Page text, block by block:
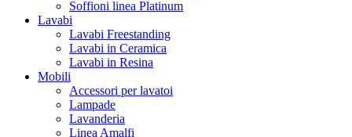
Soffioni linea Platinum
Lavabi
Lavabi Freestanding
Lavabi in Ceramica
Lavabi in Resina
Mobili
Accessori per lavatoi
Lampade
Lavanderia
Linea Amalfi